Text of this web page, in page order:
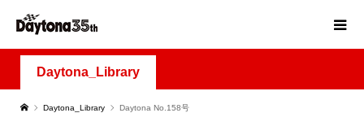
Daytona_Library
Daytona_Library Daytona No.158号